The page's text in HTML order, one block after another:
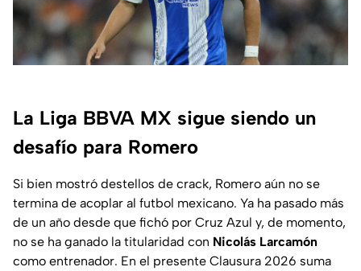
La Liga BBVA MX sigue siendo un
desafío para Romero
Si bien mostró destellos de crack, Romero aún no se
termina de acoplar al futbol mexicano. Ya ha pasado más
de un año desde que fichó por Cruz Azul y, de momento,
no se ha ganado la titularidad con Nicolás Larcamón
como entrenador. En el presente Clausura 2026 suma